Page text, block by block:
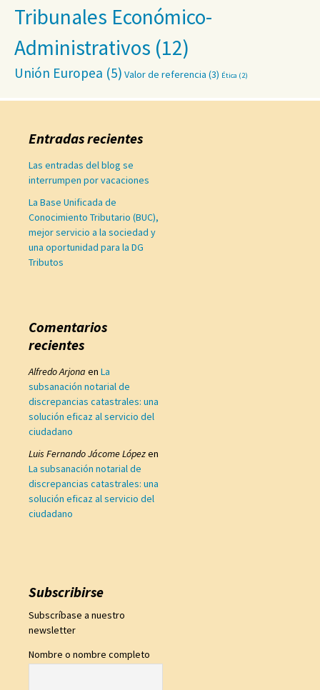
Tribunales Económico-
Administrativos (12)
Unión Europea (5) Valor de referencia (3) Ética (2)
Entradas recientes
Las entradas del blog se
interrumpen por vacaciones
La Base Unificada de
Conocimiento Tributario (BUC),
mejor servicio a la sociedad y
una oportunidad para la DG
Tributos
Comentarios
recientes
Alfredo Arjona en La
subsanación notarial de
discrepancias catastrales: una
solución eficaz al servicio del
ciudadano
Luis Fernando Jácome Lópezen
La subsanación notarial de
discrepancias catastrales: una
solución eficaz al servicio del
ciudadano
Subscribirse
Subscríbase a nuestro
newsletter
Nombre o nombre completo